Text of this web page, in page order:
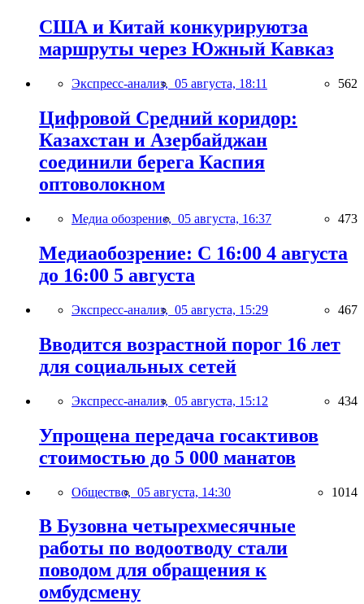
США и Китай конкурируютза
маршруты через Южный Кавказ
Экспресс-анализ, 05 августа, 18:11 562
Цифровой Средний коридор:
Казахстан и Азербайджан
соединили берега Каспия
оптоволокном
Медиа обозрение, 05 августа, 16:37 473
Медиаобозрение: С 16:00 4 августа
до 16:00 5 августа
Экспресс-анализ, 05 августа, 15:29 467
Вводится возрастной порог 16 лет
для социальных сетей
Экспресс-анализ, 05 августа, 15:12 434
Упрощена передача госактивов
стоимостью до 5 000 манатов
Общество, 05 августа, 14:30 1014
В Бузовна четырехмесячные
работы по водоотводу стали
поводом для обращения к
омбудсмену